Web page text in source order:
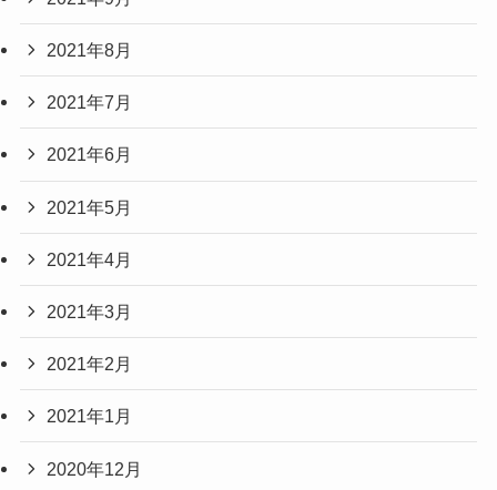
2021年8月
2021年7月
2021年6月
2021年5月
2021年4月
2021年3月
2021年2月
2021年1月
2020年12月